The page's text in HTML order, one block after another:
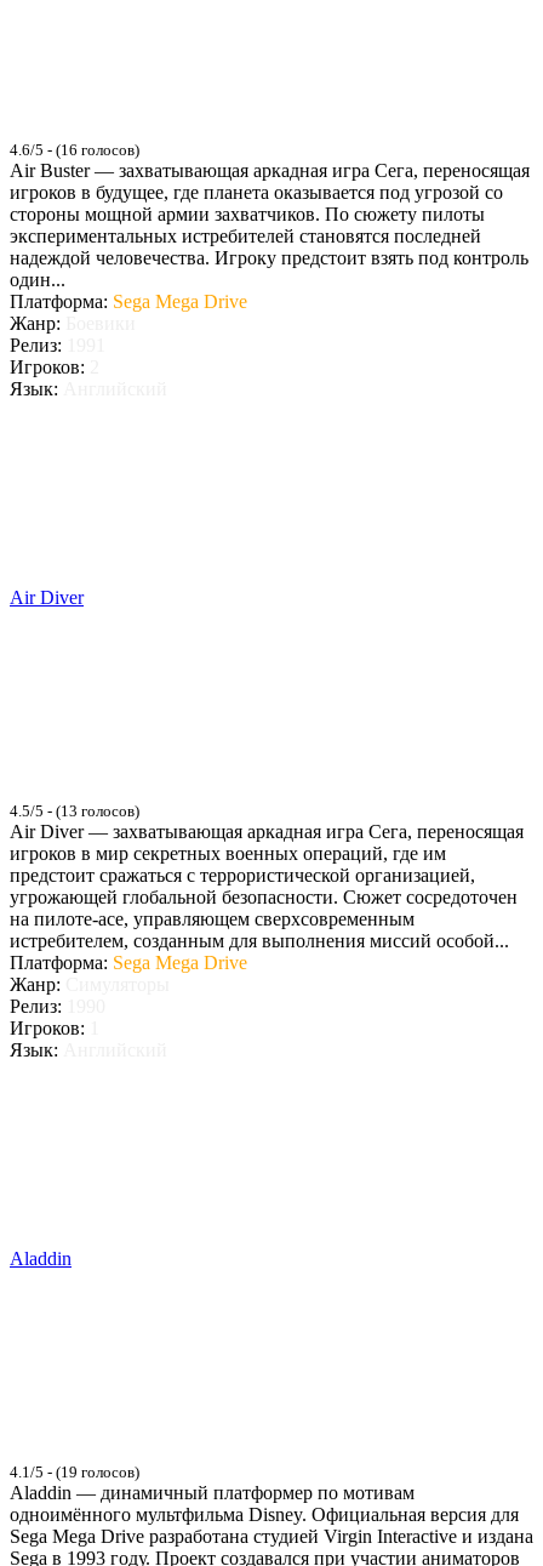
4.6/5 - (16 голосов)
Air Buster — захватывающая аркадная игра Сега, переносящая
игроков в будущее, где планета оказывается под угрозой со
стороны мощной армии захватчиков. По сюжету пилоты
экспериментальных истребителей становятся последней
надеждой человечества. Игроку предстоит взять под контроль
один...
Платформа: Sega Mega Drive
Жанр:
Релиз:
Игроков:
Язык:
Air Diver
4.5/5 - (13 голосов)
Air Diver — захватывающая аркадная игра Сега, переносящая
игроков в мир секретных военных операций, где им
предстоит сражаться с террористической организацией,
угрожающей глобальной безопасности. Сюжет сосредоточен
на пилоте-асе, управляющем сверхсовременным
истребителем, созданным для выполнения миссий особой...
Платформа: Sega Mega Drive
Жанр:
Релиз:
Игроков:
Язык:
Aladdin
4.1/5 - (19 голосов)
Aladdin — динамичный платформер по мотивам
одноимённого мультфильма Disney. Официальная версия для
Sega Mega Drive разработана студией Virgin Interactive и издана
Sega в 1993 году. Проект создавался при участии аниматоров